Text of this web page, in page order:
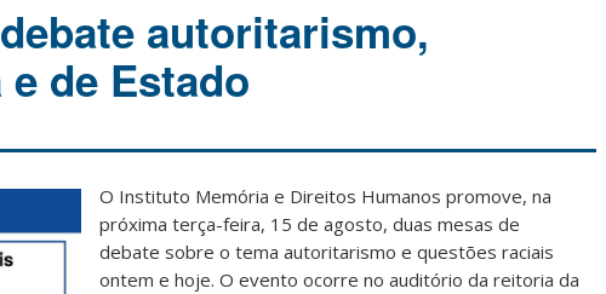
autoritarismo,
de Estado
O Instituto Memória e Direitos Humanos promove, na
próxima terça-feira, 15 de agosto, duas mesas de
debate sobre o tema autoritarismo e questões raciais
ontem e hoje. O evento ocorre no auditório da reitoria da